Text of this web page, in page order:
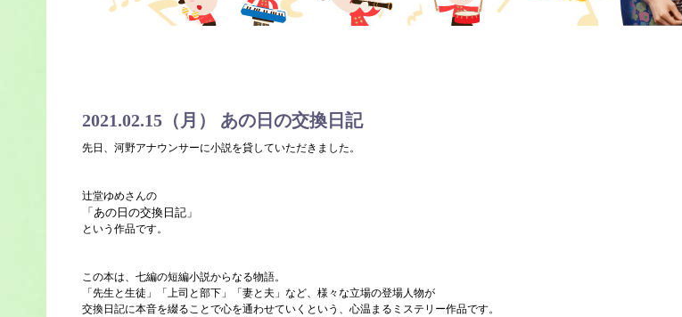
2021.02.15（月） あの日の交換日記
先日、河野アナウンサーに小説を貸していただきました。
辻堂ゆめさんの
「あの日の交換日記」
という作品です。
この本は、七編の短編小説からなる物語。
「先生と生徒」「上司と部下」「妻と夫」など、様々な立場の登場人物が
交換日記に本音を綴ることで心を通わせていくという、心温まるミステリー作品です。